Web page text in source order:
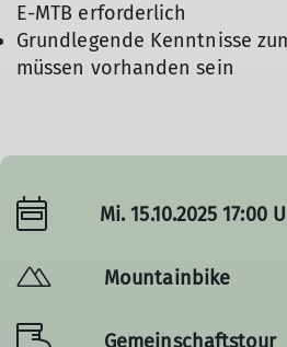
E-MTB erforderlich
Grundlegende Kenntnisse
müssen vorhanden sein
Mi. 15.10.2025 17:00
Mountainbike
Gemeinschaftstour